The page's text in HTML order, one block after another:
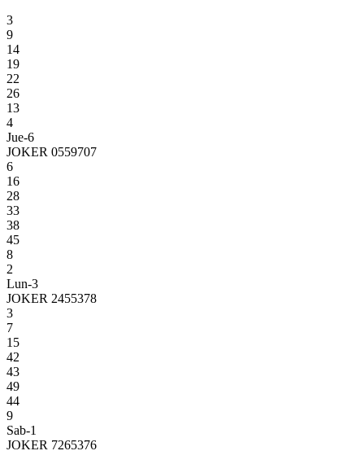
3
9
14
19
22
26
13
4
Jue-6
JOKER 0559707
6
16
28
33
38
45
8
2
Lun-3
JOKER 2455378
3
7
15
42
43
49
44
9
Sab-1
JOKER 7265376